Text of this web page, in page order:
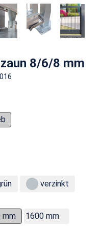
8/6/8 mm
verzinkt
mm
1600 mm